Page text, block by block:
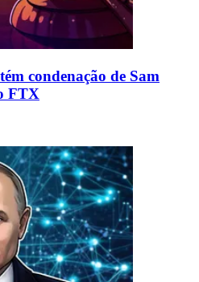
condenação de Sam
FTX